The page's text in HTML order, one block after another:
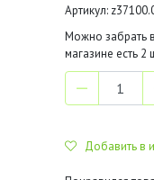
Артикул:
Можно забрать
магазине есть 2
Добавить в